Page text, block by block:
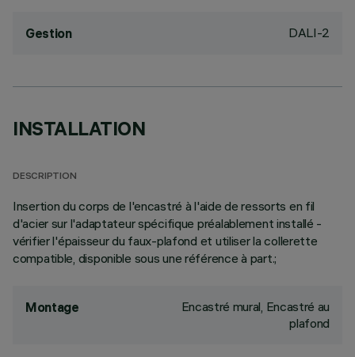
Gestion DALI-2
INSTALLATION
DESCRIPTION
Insertion du corps de l'encastré à l'aide de ressorts en fil
d'acier sur l'adaptateur spécifique préalablement installé -
vérifier l'épaisseur du faux-plafond et utiliser la collerette
compatible, disponible sous une référence à part.;
Montage
Encastré mural, Encastré au
plafond